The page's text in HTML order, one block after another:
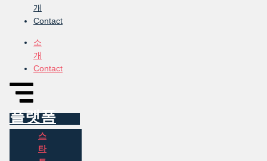
개
Contact
소
개
Contact
플랫폼
스
타